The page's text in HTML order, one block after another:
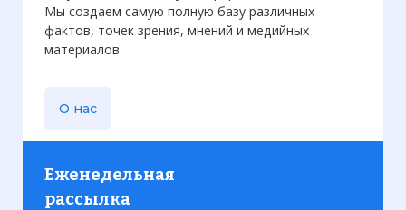
Мы создаем самую полную базу различных
фактов, точек зрения, мнений и медийных
материалов.
О нас
Еженедельная
рассылка